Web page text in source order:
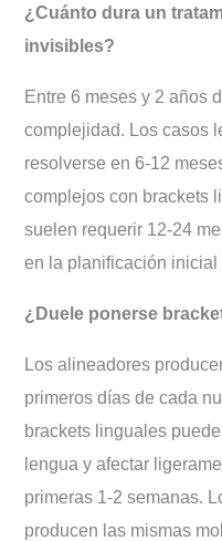
¿Cuánto dura un
invisibles?
Entre 6 meses y 2 años
complejidad. Los casos
resolverse en 6-12
complejos con brackets
suelen requerir 12-24
en la planificación inicial
¿Duele ponerse
Los alineadores
primeros días de cada
brackets linguales
lengua y afectar
primeras 1-2 semanas.
producen las mismas